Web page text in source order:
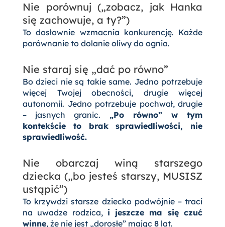
Nie porównuj („zobacz, jak Hanka
się zachowuje, a ty?”)
To dosłownie wzmacnia konkurencję. Każde
porównanie to dolanie oliwy do ognia.
Nie staraj się „dać po równo”
Bo dzieci nie są takie same. Jedno potrzebuje
więcej Twojej obecności, drugie więcej
autonomii. Jedno potrzebuje pochwał, drugie
– jasnych granic. „Po równo” w tym
kontekście to brak sprawiedliwości, nie
sprawiedliwość.
Nie obarczaj winą starszego
dziecka („bo jesteś starszy, MUSISZ
ustąpić”)
To krzywdzi starsze dziecko podwójnie – traci
na uwadze rodzica, i jeszcze ma się czuć
winne, że nie jest „dorosłe” mając 8 lat.